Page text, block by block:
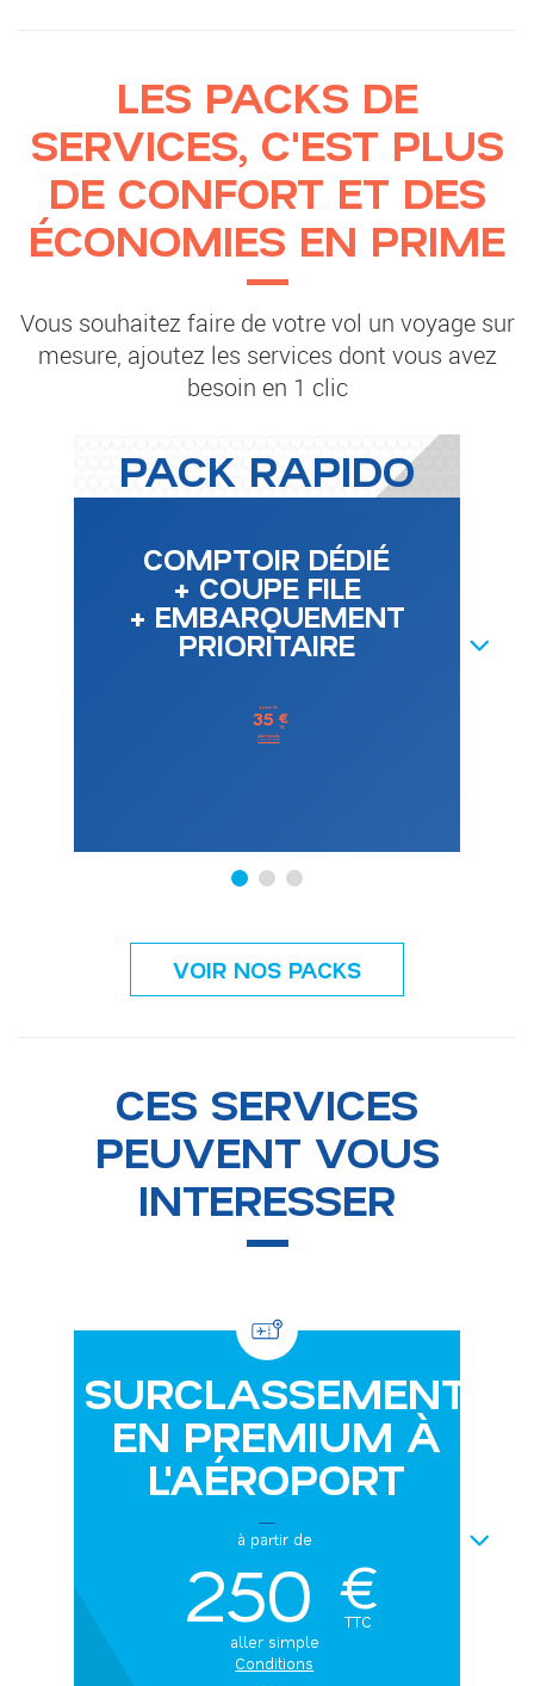
LES PACKS DE
SERVICES, C'EST PLUS
DE CONFORT ET DES
ÉCONOMIES EN PRIME
Vous souhaitez faire de votre vol un voyage sur
mesure, ajoutez les services dont vous avez
besoin en 1 clic
PACK RAPIDO
COMPTOIR DÉDIÉ
+ COUPE FILE
+ EMBARQUEMENT
PRIORITAIRE
à partir de
35 €
TTC
aller simple
Conditions
NEXT
VOIR NOS PACKS
CES SERVICES
PEUVENT VOUS
INTERESSER
SURCLASSEMENT
EN PREMIUM À
L'AÉROPORT
à partir de
250 €
TTC
aller simple
Conditions
NEXT